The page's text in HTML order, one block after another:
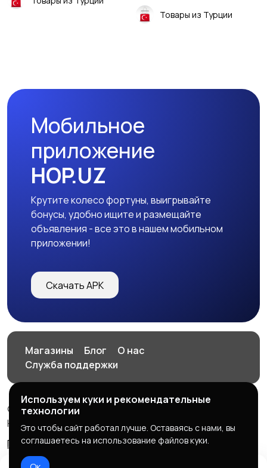
Товары из Турции
Мобильное
приложение
HOP.UZ
Крутите колесо фортуны, выигрывайте
бонусы, удобно ищите и размещайте
объявления - все это в нашем мобильном
приложении!
Скачать APK
Магазины Блог
О нас
Служба поддержки
© 2026 HOP.UZ
HOP.UZ
Правила сервиса
Политика конфиденциальности
Используем куки и рекомендательные
технологии
Это чтобы сайт работал лучше. Оставаясь с нами, вы
соглашаетесь на использование файлов куки.